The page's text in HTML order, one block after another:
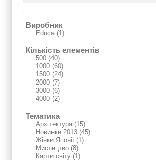
Виробник
Educa (1)
Кількість елементів
500 (40)
1000 (60)
1500 (24)
2000 (7)
3000 (6)
4000 (2)
Тематика
Архітектура (15)
Нoвинки 2013 (45)
Жінки Японії (1)
Мистецтво (8)
Карти світу (1)